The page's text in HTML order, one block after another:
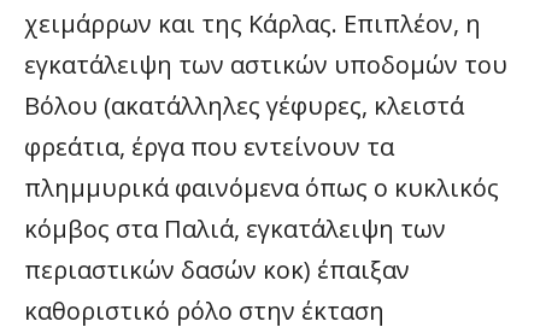
χειμάρρων και της Κάρλας. Επιπλέον, η
εγκατάλειψη των αστικών υποδομών του
Βόλου (ακατάλληλες γέφυρες, κλειστά
φρεάτια, έργα που εντείνουν τα
πλημμυρικά φαινόμενα όπως ο κυκλικός
κόμβος στα Παλιά, εγκατάλειψη των
περιαστικών δασών κοκ) έπαιξαν
καθοριστικό ρόλο στην έκταση